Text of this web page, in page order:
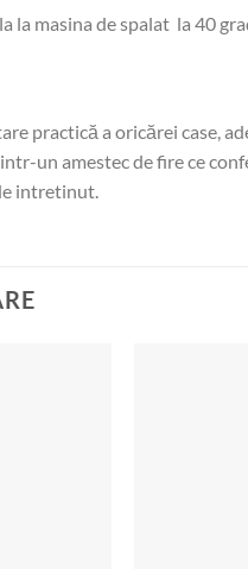
la masina de spalat la 40
practică a oricărei case,
un amestec de fire ce
intretinut.